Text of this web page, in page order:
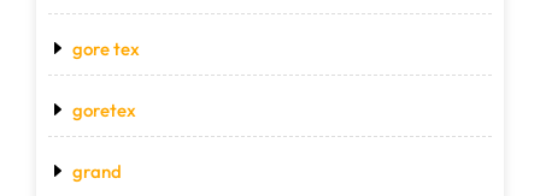
gore tex
goretex
grand